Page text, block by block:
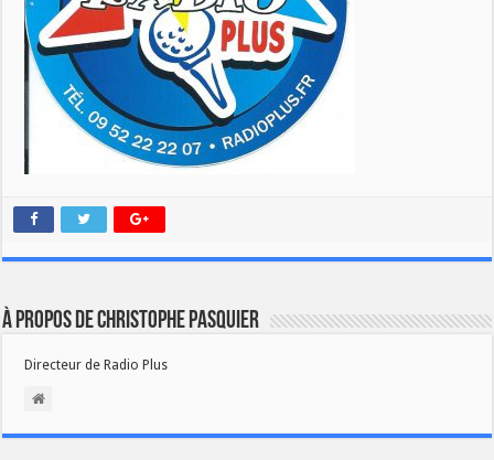
À propos de Christophe PASQUIER
Directeur de Radio Plus